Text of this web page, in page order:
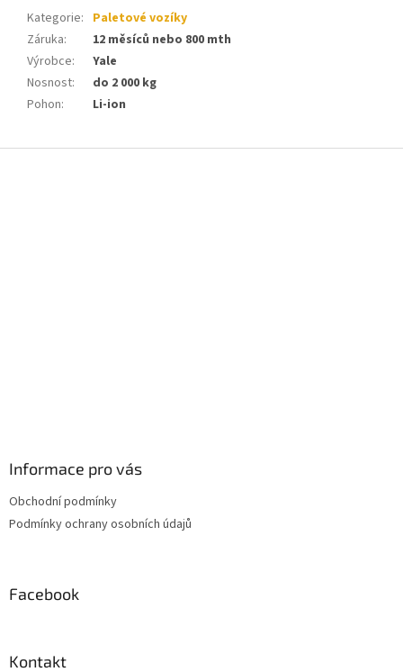
Kategorie: Paletové vozíky
Záruka:
12 měsíců nebo 800 mth
Výrobce:
Yale
Nosnost:
do 2 000 kg
Pohon: Li-ion
Informace pro vás
Obchodní podmínky
Podmínky ochrany osobních údajů
Facebook
Kontakt